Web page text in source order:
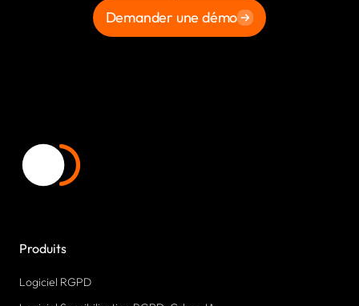
Demander une démo
Produits
Logiciel RGPD